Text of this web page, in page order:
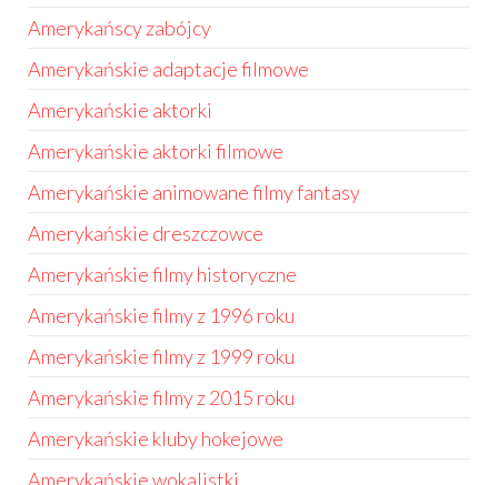
Amerykańscy zabójcy
Amerykańskie adaptacje filmowe
Amerykańskie aktorki
Amerykańskie aktorki filmowe
Amerykańskie animowane filmy fantasy
Amerykańskie dreszczowce
Amerykańskie filmy historyczne
Amerykańskie filmy z 1996 roku
Amerykańskie filmy z 1999 roku
Amerykańskie filmy z 2015 roku
Amerykańskie kluby hokejowe
Amerykańskie wokalistki